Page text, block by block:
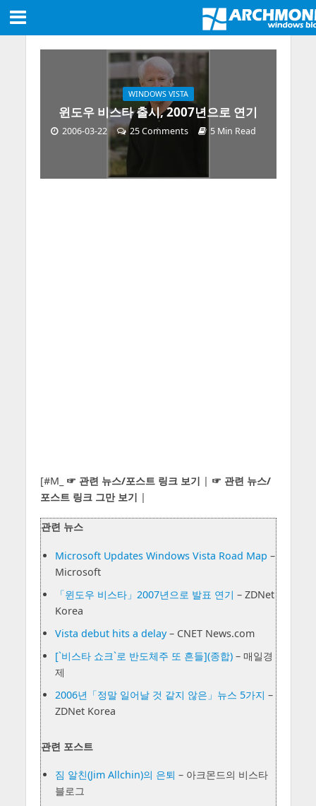
WINDOWS VISTA
윈도우 비스타 출시, 2007년으로 연기
2006-03-22 25 Comments 5 Min Read
[#M_ ☞ 관련 뉴스/포스트 링크 보기 | ☞ 관련 뉴스/
포스트 링크 그만 보기 |
관련 뉴스
Microsoft Updates Windows Vista Road Map –
Microsoft
「윈도우 비스타」2007년으로 발표 연기 – ZDNet
Korea
Vista debut hits a delay– CNET News.com
[`비스타 쇼크`로 반도체주 또 흔들](종합)– 매일경
제
2006년「정말 일어날 것 같지 않은」뉴스 5가지 –
ZDNet Korea
관련 포스트
짐 알친(Jim Allchin)의 은퇴 – 아크몬드의 비스타
블로그